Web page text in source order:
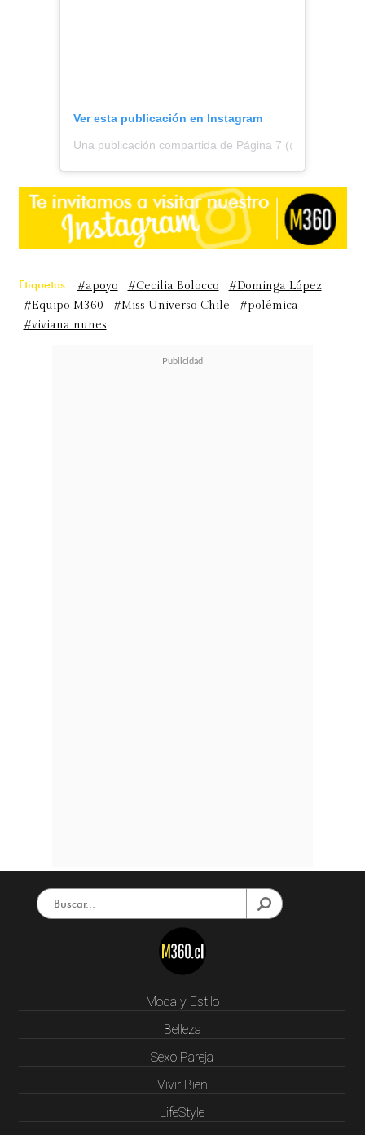
Ver esta publicación en Instagram
Una publicación compartida de Página 7
Etiquetas : #apoyo #Cecilia Bolocco
#Dominga López
#Equipo M360
#Miss Universo Chile
#polémica
#viviana nunes
Moda y Estilo
Belleza
Sexo Pareja
Vivir Bien
LifeStyle